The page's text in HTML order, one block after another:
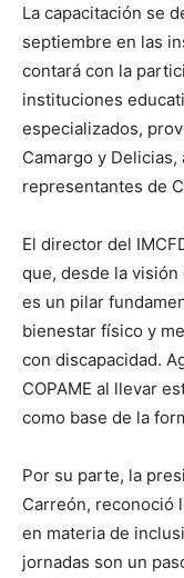
La capacitación se
septiembre en las
contará con la
instituciones
especializados,
Camargo y
representantes de
El director del
que, desde la
es un pilar
bienestar físico y
con discapacidad.
COPAME al llevar
como base de la
Por su parte, la
Carreón, reconoció
en materia de
jornadas son un